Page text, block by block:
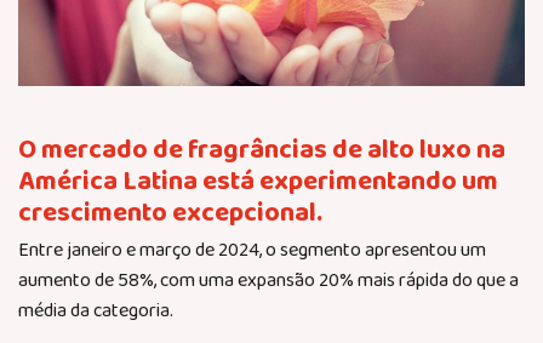
O mercado de fragrâncias de alto luxo na
América Latina está experimentando um
crescimento excepcional.
Entre janeiro e março de 2024, o segmento apresentou um
aumento de 58%, com uma expansão 20% mais rápida do que a
média da categoria.